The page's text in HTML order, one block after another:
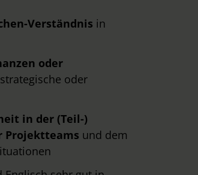
Verständnis in
oder
oder
in der (Teil-)
und dem